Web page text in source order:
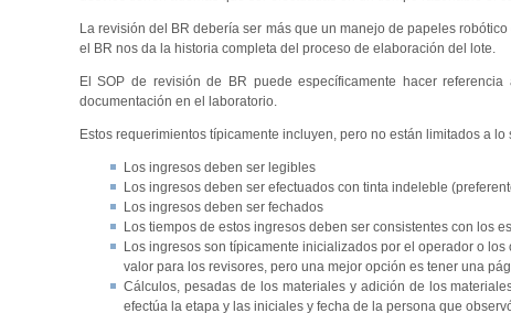
La revisión del BR debería ser más que un manejo de papeles
el BR nos da la historia completa del proceso de elaboración del lote.
El SOP de revisión de BR puede específicamente hacer
documentación en el laboratorio.
Estos requerimientos típicamente incluyen, pero no están limitados a lo
Los ingresos deben ser legibles
Los ingresos deben ser efectuados con tinta indeleble
Los ingresos deben ser fechados
Los tiempos de estos ingresos deben ser consistentes con los
Los ingresos son típicamente inicializados por el operador o
valor para los revisores, pero una mejor opción es tener una
Cálculos, pesadas de los materiales y adición de los
efectúa la etapa y las iniciales y fecha de la persona que